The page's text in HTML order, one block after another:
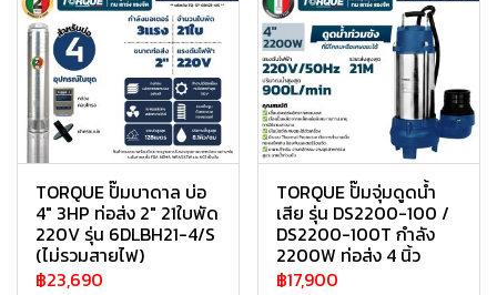
TORQUE ปั๊มบาดาล บ่อ
4" 3HP ท่อส่ง 2" 21ใบพัด
220V รุ่น 6DLBH21-4/S
(ไม่รวมสายไฟ)
฿23,690
TORQUE ปั๊มจุ่มดูดน้ำ
เสีย รุ่น DS2200-100 /
DS2200-100T กำลัง
2200W ท่อส่ง 4 นิ้ว
฿17,900